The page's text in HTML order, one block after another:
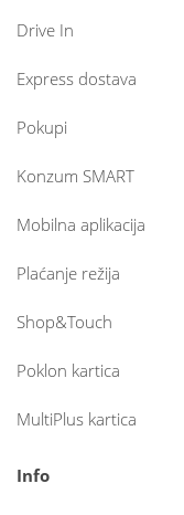
Drive In
Express dostava
Pokupi
Konzum SMART
Mobilna aplikacija
Plaćanje režija
Shop&Touch
Poklon kartica
MultiPlus kartica
Info